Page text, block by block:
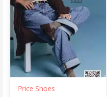
Price Shoes